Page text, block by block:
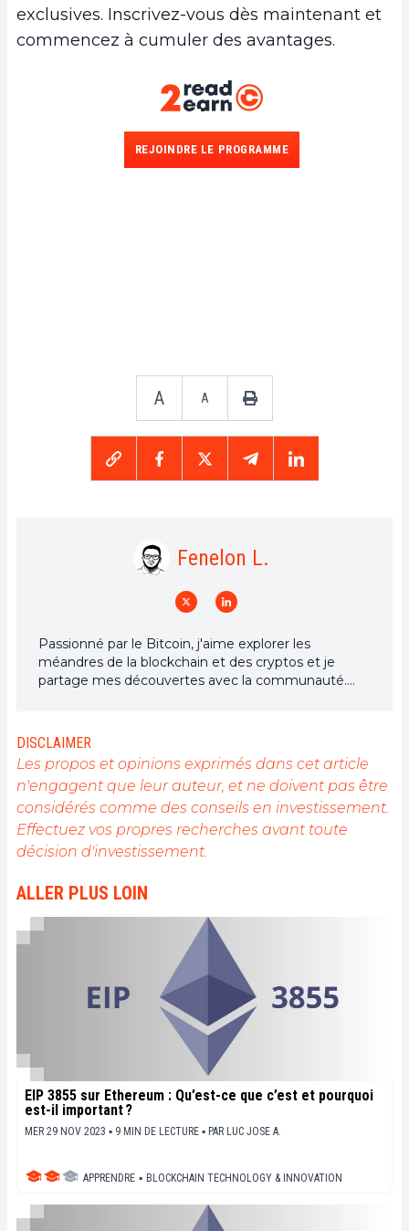
exclusives. Inscrivez-vous dès maintenant et
commencez à cumuler des avantages.
REJOINDRE LE PROGRAMME
A A
Fenelon L.
Passionné par le Bitcoin, j'aime explorer les
méandres de la blockchain et des cryptos et je
partage mes découvertes avec la communauté.
tous, et je crois fermement que Bitcoin est l'outil
qui peut rendre cela possible.
DISCLAIMER
Les propos et opinions exprimés dans cet article
n'engagent que leur auteur, et ne doivent pas être
considérés comme des conseils en investissement.
Effectuez vos propres recherches avant toute
décision d'investissement.
ALLER PLUS LOIN
EIP 3855 sur Ethereum : Qu’est-ce que c’est et pourquoi
est-il important ?
MER 29 NOV 2023 ▪ 9 MIN DE LECTURE ▪ PAR LUC JOSE A.
APPRENDRE ▪ BLOCKCHAIN TECHNOLOGY & INNOVATION